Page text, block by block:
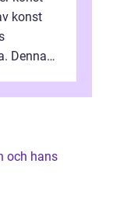
konst
Denna
och hans